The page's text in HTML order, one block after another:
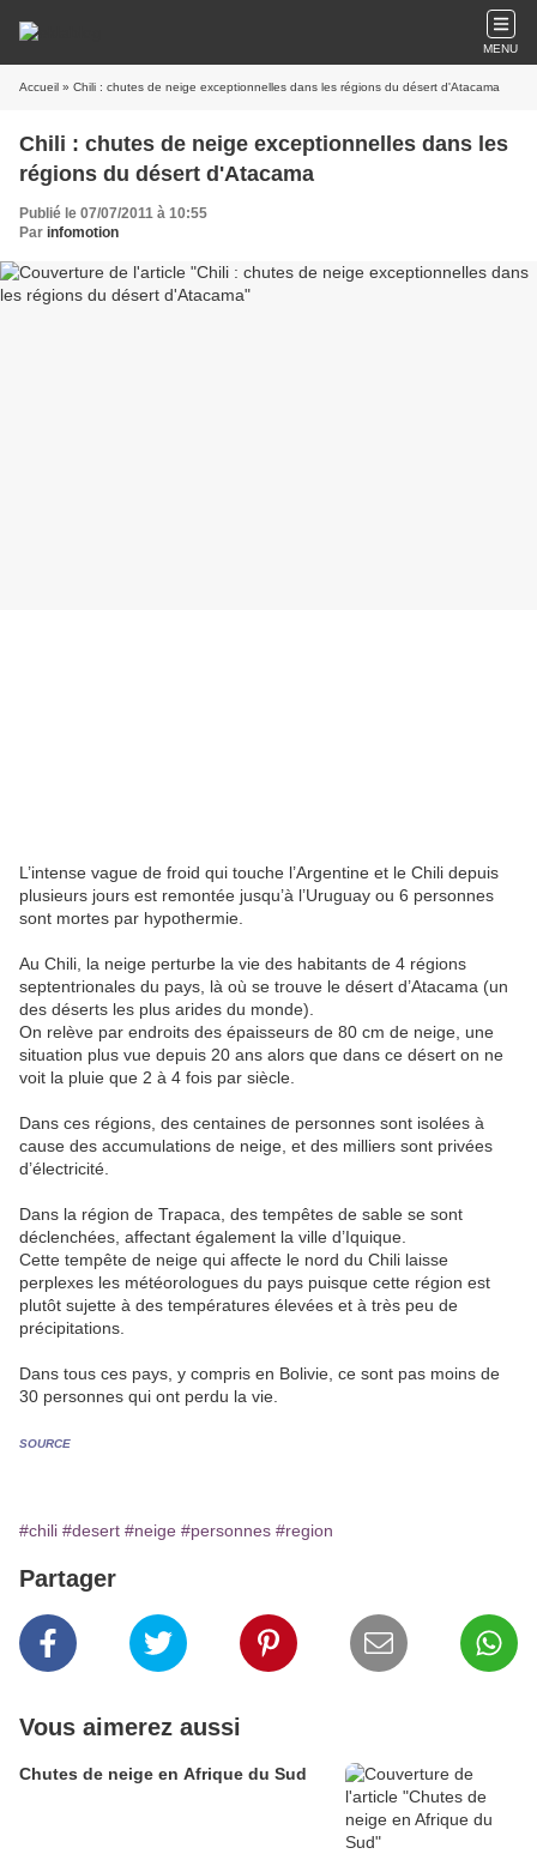
MENU
Accueil » Chili : chutes de neige exceptionnelles dans les régions du désert d'Atacama
Chili : chutes de neige exceptionnelles dans les
régions du désert d'Atacama
Publié le 07/07/2011 à 10:55
Par infomotion
L’intense vague de froid qui touche l’Argentine et le Chili depuis
plusieurs jours est remontée jusqu’à l’Uruguay ou 6 personnes
sont mortes par hypothermie.
Au Chili, la neige perturbe la vie des habitants de 4 régions
septentrionales du pays, là où se trouve le désert d’Atacama (un
des déserts les plus arides du monde).
On relève par endroits des épaisseurs de 80 cm de neige, une
situation plus vue depuis 20 ans alors que dans ce désert on ne
voit la pluie que 2 à 4 fois par siècle.
Dans ces régions, des centaines de personnes sont isolées à
cause des accumulations de neige, et des milliers sont privées
d’électricité.
Dans la région de Trapaca, des tempêtes de sable se sont
déclenchées, affectant également la ville d’Iquique.
Cette tempête de neige qui affecte le nord du Chili laisse
perplexes les météorologues du pays puisque cette région est
plutôt sujette à des températures élevées et à très peu de
précipitations.
Dans tous ces pays, y compris en Bolivie, ce sont pas moins de
30 personnes qui ont perdu la vie.
SOURCE
#chili #desert #neige #personnes #region
Partager
Vous aimerez aussi
Chutes de neige en Afrique du Sud